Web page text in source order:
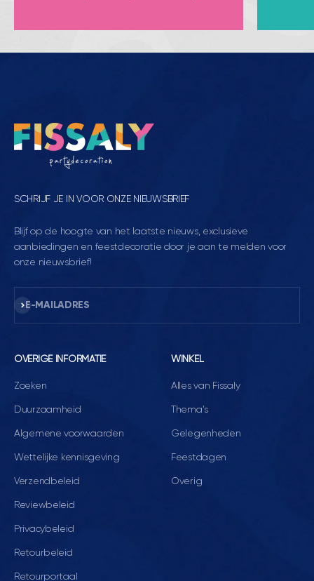
SCHRIJF JE IN VOOR ONZE NIEUWSBRIEF
Blijf op de hoogte van het laatste nieuws, exclusieve
aanbiedingen en feestdecoratie door je aan te melden voor
onze nieuwsbrief!
E-MAILADRES
Abonneren
OVERIGE INFORMATIE
Zoeken
Duurzaamheid
Algemene voorwaarden
Wettelijke kennisgeving
Verzendbeleid
Reviewbeleid
Privacybeleid
Retourbeleid
Retourportaal
WINKEL
Alles van Fissaly
Thema's
Gelegenheden
Feestdagen
Overig